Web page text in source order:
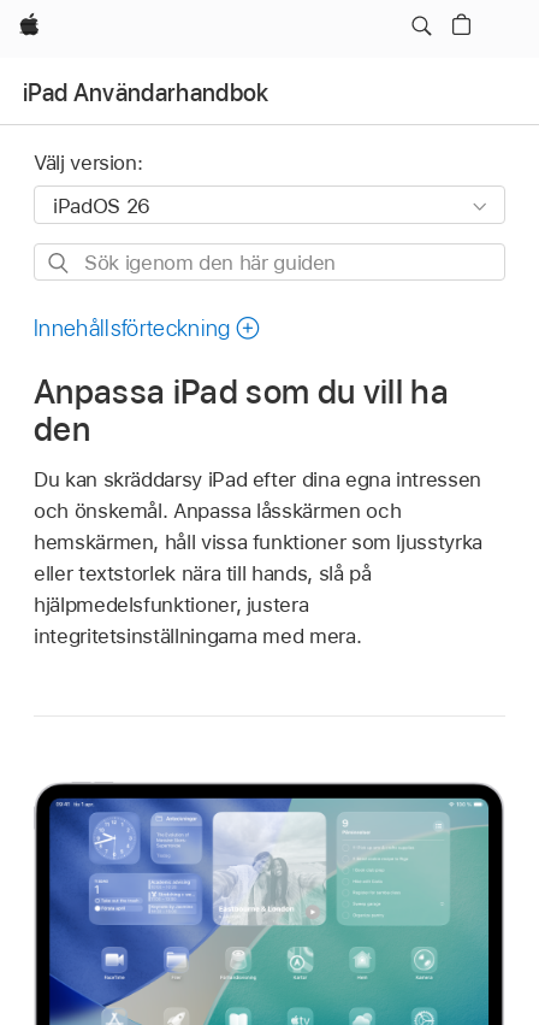
Apple
iPad Användarhandbok
Välj version:
Sök
den
guiden
Innehållsförteckning
Anpassa iPad som du vill ha
den
Du kan skräddarsy iPad efter dina egna intressen
och önskemål. Anpassa låsskärmen och
hemskärmen, håll vissa funktioner som ljusstyrka
eller textstorlek nära till hands, slå på
hjälpmedelsfunktioner, justera
integritetsinställningarna med mera.